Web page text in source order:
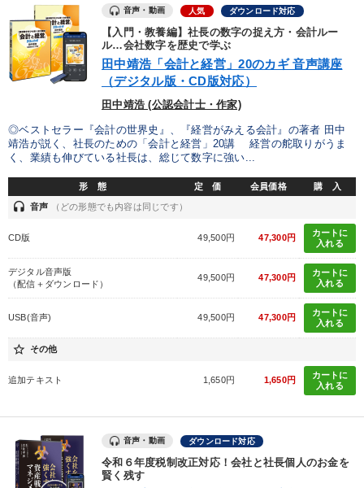
音声・動画 人気 ダウンロード対応
【入門・教養編】社長の数字の捉え方・会計ルー
ル…会社数字を歴史で学ぶ
田中靖浩「会計と経営」20のカギ 音声講座
（デジタル版・CD版対応）
田中靖浩 (公認会計士・作家)
◎ベストセラー『会計の世界史』、『経営がみえる会計』の著者 田中
靖浩が説く、社長のための「会計と経営」20講 経営の舵取りがうま
く、業績も伸びている社長は、総じて数字に強い...
形 態 定 価 会員価格 購 入
headset 音声 （どの形態でも内容は同じです）
CD版 49,500円 47,300円
カートに
入れる
デジタル音声版
（配信＋ダウンロード）
49,500円 47,300円
カートに
入れる
USB(音声) 49,500円 47,300円
カートに
入れる
star_border その他
追加テキスト 1,650円 1,650円
カートに
入れる
音声・動画 ダウンロード対応
令和６年度税制改正対応！会社と社長個人のお金を
賢く残す